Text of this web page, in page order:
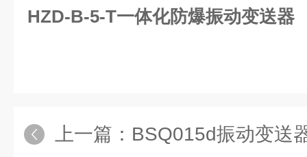
HZD-B-5-T一体化防爆振动变送器
上一篇： BSQ015d振动变送